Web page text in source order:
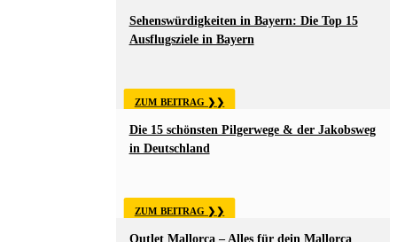
Sehenswürdigkeiten in Bayern: Die Top 15
Ausflugsziele in Bayern
ZUM BEITRAG
Die 15 schönsten Pilgerwege & der Jakobsweg
in Deutschland
ZUM BEITRAG
Outlet Mallorca – Alles für dein Mallorca